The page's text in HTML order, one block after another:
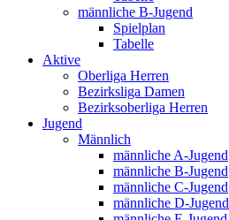
männliche B-Jugend
Spielplan
Tabelle
Aktive
Oberliga Herren
Bezirksliga Damen
Bezirksoberliga Herren
Jugend
Männlich
männliche A-Jugend
männliche B-Jugend
männliche C-Jugend
männliche D-Jugend